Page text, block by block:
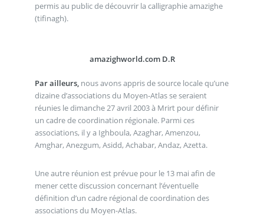
permis au public de découvrir la calligraphie amazighe
(tifinagh).
amazighworld.com D.R
Par ailleurs,nous avons appris de source locale qu’une
dizaine d’associations du Moyen-Atlas se seraient
réunies le dimanche 27 avril 2003 à Mrirt pour définir
un cadre de coordination régionale. Parmi ces
associations, il y a Ighboula, Azaghar, Amenzou,
Amghar, Anezgum, Asidd, Achabar, Andaz, Azetta.
Une autre réunion est prévue pour le 13 mai afin de
mener cette discussion concernant l’éventuelle
définition d’un cadre régional de coordination des
associations du Moyen-Atlas.